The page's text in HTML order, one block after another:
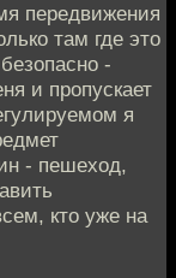
передвижения
там где это
-
и пропускает
я
- пешеход,
кто уже на